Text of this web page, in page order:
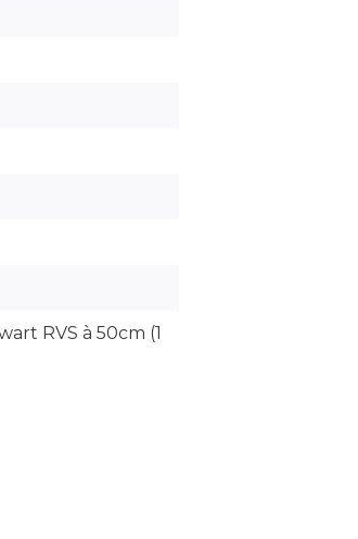
RVS à 50cm (1